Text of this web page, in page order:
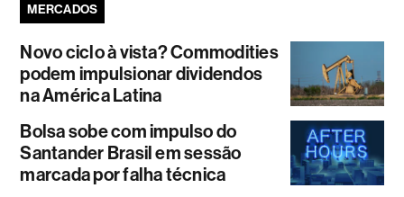
MERCADOS
Novo ciclo à vista? Commodities
podem impulsionar dividendos
na América Latina
Bolsa sobe com impulso do
Santander Brasil em sessão
marcada por falha técnica